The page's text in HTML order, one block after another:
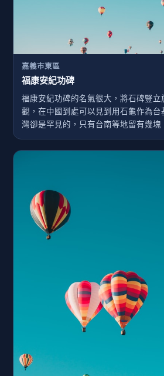
嘉義市東區
福康安紀功碑
福康安紀功碑的名氣很大，將石碑豎立
觀，在中國到處可以見到用石龜作為台
灣卻是罕見的，只有台南等地留有幾塊
更重要的，此碑牽引出一段台灣重要
尤其是諸羅縣因此事件奉皇帝賜名為